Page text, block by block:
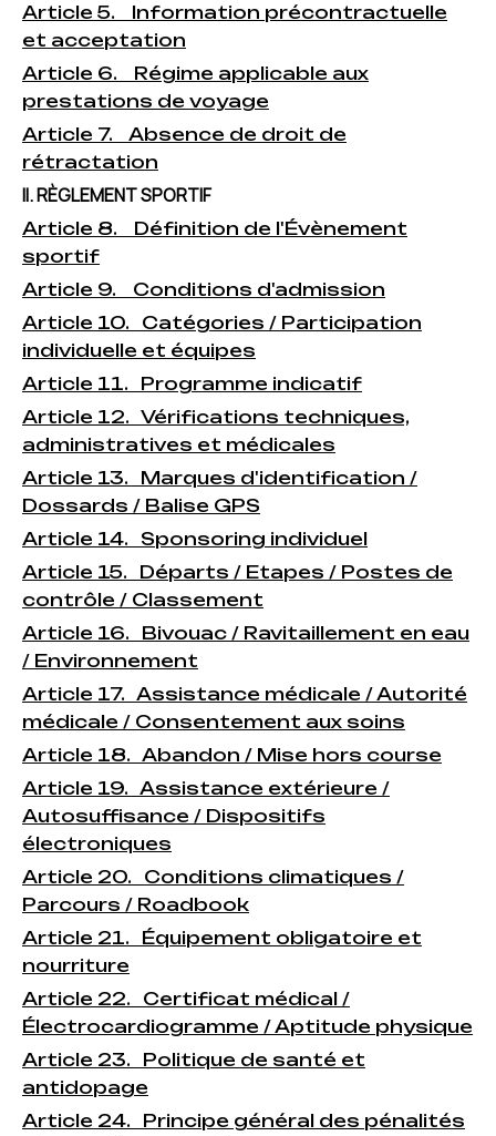
Article 5. Information précontractuelle
et acceptation
Article 6. Régime applicable aux
prestations de voyage
Article 7. Absence de droit de
rétractation
II. RÈGLEMENT SPORTIF
Article 8. Définition de l'Évènement
sportif
Article 9. Conditions d'admission
Article 10. Catégories / Participation
individuelle et équipes
Article 11. Programme indicatif
Article 12. Vérifications techniques,
administratives et médicales
Article 13. Marques d'identification /
Dossards / Balise GPS
Article 14. Sponsoring individuel
Article 15. Départs / Etapes / Postes de
contrôle / Classement
Article 16. Bivouac / Ravitaillement en eau
/ Environnement
Article 17. Assistance médicale / Autorité
médicale / Consentement aux soins
Article 18. Abandon / Mise hors course
Article 19. Assistance extérieure /
Autosuffisance / Dispositifs
électroniques
Article 20. Conditions climatiques /
Parcours / Roadbook
Article 21. Équipement obligatoire et
nourriture
Article 22. Certificat médical /
Électrocardiogramme / Aptitude physique
Article 23. Politique de santé et
antidopage
Article 24. Principe général des pénalités